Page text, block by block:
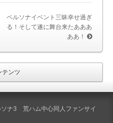
ペルソナイベント三昧幸せ過ぎ
る！そして遂に舞台来たあああ
ああ！
テンツ
ナ3 荒ハム中心同人ファンサイ